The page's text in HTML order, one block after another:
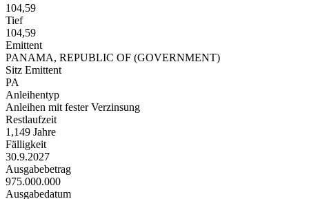
104,59
Tief
104,59
Emittent
PANAMA, REPUBLIC OF (GOVERNMENT)
Sitz Emittent
PA
Anleihentyp
Anleihen mit fester Verzinsung
Restlaufzeit
1,149 Jahre
Fälligkeit
30.9.2027
Ausgabebetrag
975.000.000
Ausgabedatum